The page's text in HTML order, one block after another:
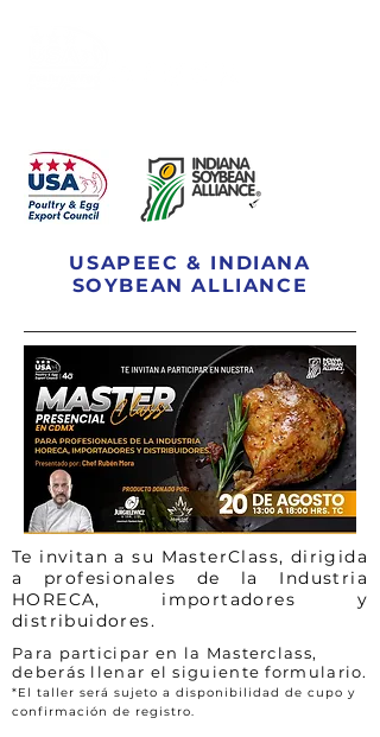
USAPEEC & INDIANA
SOYBEAN ALLIANCE
Te invitan a su MasterClass, dirigida
a profesionales de la Industria
HORECA, importadores y
distribuidores.
Para participar en la Masterclass,
deberás llenar el siguiente formulario.
*El taller será sujeto a disponibilidad de cupo y
confirmación de registro.